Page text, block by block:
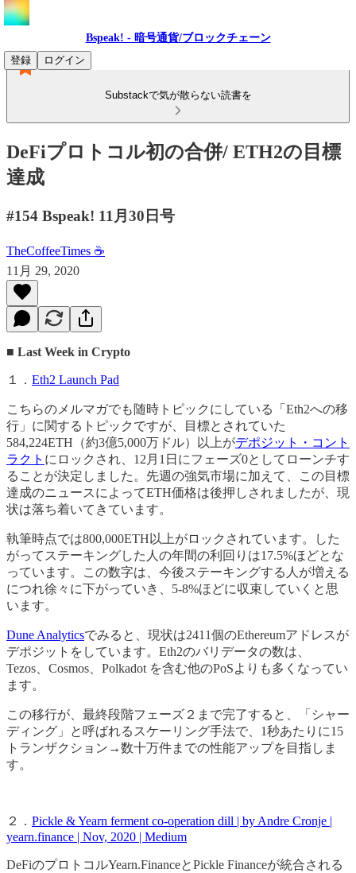
Bspeak! - 暗号通貨/ブロックチェーン
登録
ログイン
Substackで気が散らない読書を
DeFiプロトコル初の合併/ ETH2の目標
達成
#154 Bspeak! 11月30日号
TheCoffeeTimes ☕
11月 29, 2020
■ Last Week in Crypto
１． Eth2 Launch Pad
こちらのメルマガでも随時トピックにしている「Eth2への移
行」に関するトピックですが、目標とされていた
584,224ETH（約3億5,000万ドル）以上がデポジット・コント
ラクト にロックされ、12月1日にフェーズ0としてローンチす
ることが決定しました。先週の強気市場に加えて、この目標
達成のニュースによってETH価格は後押しされましたが、現
状は落ち着いてきています。
執筆時点では800,000ETH以上がロックされています。した
がってステーキングした人の年間の利回りは17.5%ほどとな
っています。この数字は、今後ステーキングする人が増える
につれ徐々に下がっていき、5-8%ほどに収束していくと思
います。
Dune Analyticsでみると、現状は2411個のEthereumアドレスが
デポジットをしています。Eth2のバリデータの数は、
Tezos、Cosmos、Polkadot を含む他のPoSよりも多くなってい
ます。
この移行が、最終段階フェーズ２まで完了すると、「シャー
ディング」と呼ばれるスケーリング手法で、1秒あたりに15
トランザクション→数十万件までの性能アップを目指しま
す。
２． Pickle & Yearn ferment co-operation dill | by Andre Cronje |
yearn.finance | Nov, 2020 | Medium
DeFiのプロトコルYearn.FinanceとPickle Financeが統合される